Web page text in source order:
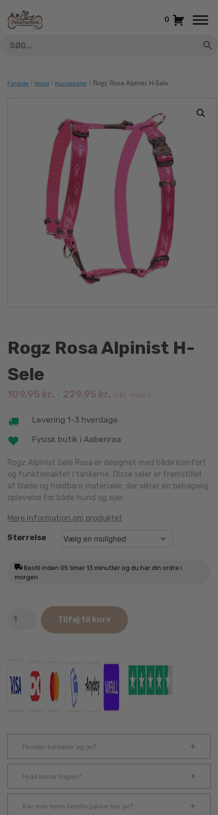
indhold
0
Forside / Hund / Hundeseler / Rogz Rosa Alpinist H-Sele
Rogz Rosa Alpinist H-
Sele
109.95 kr. – 229.95 kr. inkl. moms
Levering 1-3 hverdage
Fysisk butik i Aabenraa
Rogz Alpinist Sele Rosa er designet med både komfort
og funktionalitet i tankerne. Disse seler er fremstillet
af bløde og holdbare materialer, der sikrer en behagelig
oplevelse for både hund og ejer.
Mere information om produktet
Størrelse
Bestil inden 05 timer 13 minutter og du har din ordre i
morgen
Rosa
Tilføj til kurv
Hvordan kontakter jeg jer?
Hvad koster fragten?
Kan man hente bestilte pakker hos jer?